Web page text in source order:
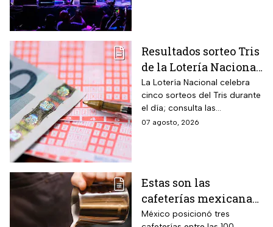
Resultados sorteo Tris
de la Lotería Nacional
hoy viernes 7 de
agosto 2026: Consulta
los números
ganadores
La Lotería Nacional celebra
cinco sorteos del Tris durante
el día; consulta las
combinaciones ganadoras y
07 agosto, 2026
Estas son las
cafeterías mexicanas
consideradas como las
México posicionó tres